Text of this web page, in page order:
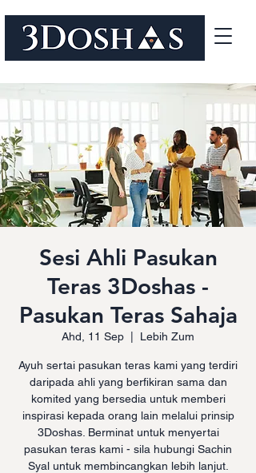
Sesi Ahli Pasukan
Teras 3Doshas -
Pasukan Teras Sahaja
Ahd, 11 Sep Lebih Zum
Ayuh sertai pasukan teras kami yang terdiri
daripada ahli yang berfikiran sama dan
komited yang bersedia untuk memberi
inspirasi kepada orang lain melalui prinsip
3Doshas. Berminat untuk menyertai
pasukan teras kami - sila hubungi Sachin
Syal untuk membincangkan lebih lanjut.